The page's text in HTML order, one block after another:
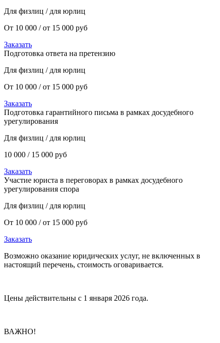
Для физлиц / для юрлиц
От 10 000 / от 15 000 руб
Заказать
Подготовка ответа на претензию
Для физлиц / для юрлиц
От 10 000 / от 15 000 руб
Заказать
Подготовка гарантийного письма в рамках досудебного
урегулирования
Для физлиц / для юрлиц
10 000 / 15 000 руб
Заказать
Участие юриста в переговорах в рамках досудебного
урегулирования спора
Для физлиц / для юрлиц
От 10 000 / от 15 000 руб
Заказать
Возможно оказание юридических услуг, не включенных в
настоящий перечень, стоимость оговаривается.
Цены действительны с 1 января 2026 года.
ВАЖНО!